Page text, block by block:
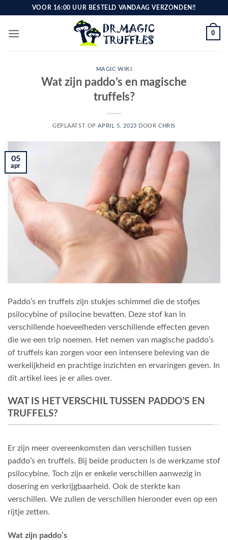
inhoud
VOOR 16:00 UUR BESTELD VANDAAG VERZONDEN!!
0
MAGIC WIKI
Wat zijn paddo’s en magische
truffels?
GEPLAATST OPAPRIL 5, 2023 DOORCHRIS
05
apr
Paddo’s en truffels zijn stukjes schimmel die de stofjes
psilocybine of psilocine bevatten. Deze stof kan in
verschillende hoeveelheden verschillende effecten geven
die we een trip noemen. Het nemen van magische paddo’s
of truffels kan zorgen voor een intensere beleving van de
werkelijkheid en prachtige inzichten en ervaringen geven. In
dit artikel lees je er alles over.
WAT IS HET VERSCHIL TUSSEN PADDO’S EN
TRUFFELS?
Er zijn meer overeenkomsten dan verschillen tussen
paddo’s en truffels. Bij beide producten is de werkzame stof
psilocybine. Toch zijn er enkele verschillen aanwezig in
dosering en verkrijgbaarheid. Ook de sterkte kan
verschillen. We zullen de verschillen hieronder even op een
rijtje zetten.
Wat zijn paddo’s